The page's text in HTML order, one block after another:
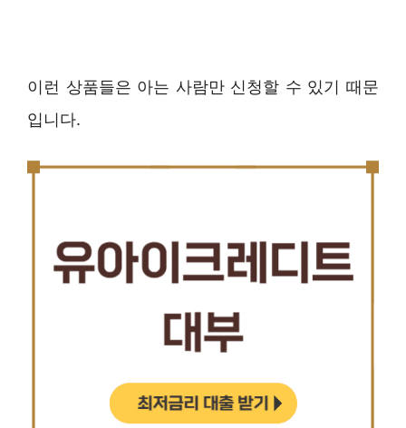
이런 상품들은 아는 사람만 신청할 수 있기 때문
입니다.